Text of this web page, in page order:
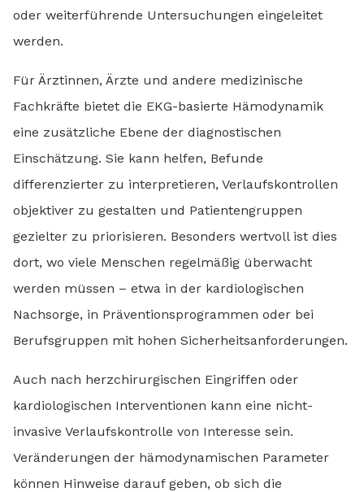
oder weiterführende Untersuchungen eingeleitet
werden.
Für Ärztinnen, Ärzte und andere medizinische
Fachkräfte bietet die EKG-basierte Hämodynamik
eine zusätzliche Ebene der diagnostischen
Einschätzung. Sie kann helfen, Befunde
differenzierter zu interpretieren, Verlaufskontrollen
objektiver zu gestalten und Patientengruppen
gezielter zu priorisieren. Besonders wertvoll ist dies
dort, wo viele Menschen regelmäßig überwacht
werden müssen – etwa in der kardiologischen
Nachsorge, in Präventionsprogrammen oder bei
Berufsgruppen mit hohen Sicherheitsanforderungen.
Auch nach herzchirurgischen Eingriffen oder
kardiologischen Interventionen kann eine nicht-
invasive Verlaufskontrolle von Interesse sein.
Veränderungen der hämodynamischen Parameter
können Hinweise darauf geben, ob sich die